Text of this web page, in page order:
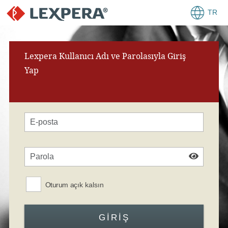
TR
Lexpera Kullanıcı Adı ve Parolasıyla Giriş
Yap
Oturum açık kalsın
GIRIŞ